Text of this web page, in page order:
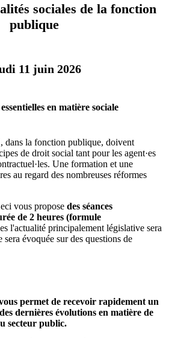
sociales de la fonction
publique
11 juin 2026
en matière sociale
dans la fonction publique, doivent
de droit social tant pour les agent·es
Une formation et une
au regard des nombreuses réformes
vous propose des séances
de 2 heures (formule
l'actualité principalement législative sera
évoquée sur des questions de
permet de recevoir rapidement un
dernières évolutions en matière de
secteur public.